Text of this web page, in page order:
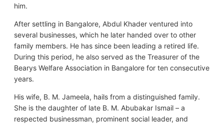
him.
After settling in Bangalore, Abdul Khader ventured into
several businesses, which he later handed over to other
family members. He has since been leading a retired life.
During this period, he also served as the Treasurer of the
Bearys Welfare Association in Bangalore for ten consecutive
years.
His wife, B. M. Jameela, hails from a distinguished family.
She is the daughter of late B. M. Abubakar Ismail – a
respected businessman, prominent social leader, and